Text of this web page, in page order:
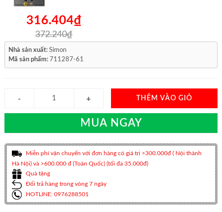
316.404₫
372.240₫
Nhà sản xuất: Simon
Mã sản phẩm: 711287-61
THÊM VÀO GIỎ
MUA NGAY
Miễn phí vận chuyển với đơn hàng có giá trị >300.000đ ( Nội thành
Hà Nội) và >600.000 đ (Toàn Quốc) (tối đa 35.000đ)
Quà tặng
Đổi trả hàng trong vòng 7 ngày
HOTLINE: 0976288501